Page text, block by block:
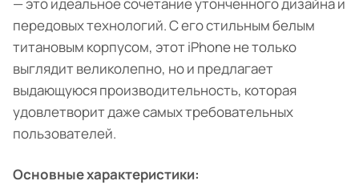
— это идеальное сочетание утонченного дизайна и
передовых технологий. С его стильным белым
титановым корпусом, этот iPhone не только
выглядит великолепно, но и предлагает
выдающуюся производительность, которая
удовлетворит даже самых требовательных
пользователей.
Основные характеристики: